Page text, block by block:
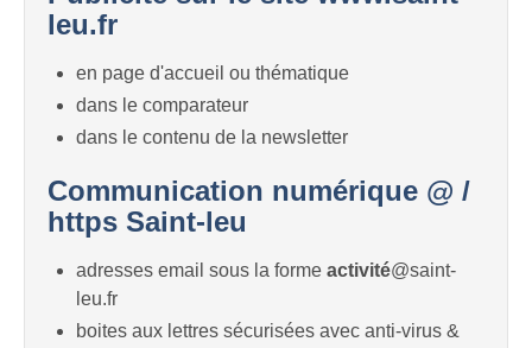
leu.fr
en page d'accueil ou thématique
dans le comparateur
dans le contenu de la newsletter
Communication numérique @ /
https Saint-leu
adresses email sous la forme activité@saint-
leu.fr
boites aux lettres sécurisées avec anti-virus &